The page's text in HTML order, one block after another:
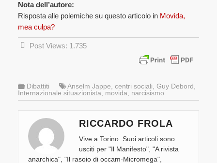
Nota dell’autore:
Risposta alle polemiche su questo articolo in Movida,
mea culpa?
Post Views: 1.735
Dibattiti Anselm Jappe ,centri sociali ,Guy Debord
Internazionale situazionista
movida narcisismo
RICCARDO FROLA
Vive a Torino. Suoi articoli sono
usciti per "Il Manifesto", "A rivista
anarchica", "Il rasoio di occam-Micromega",